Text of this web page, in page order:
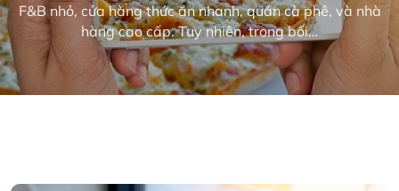
F&B nhỏ, cửa hàng thức ăn nhanh, quán cà phê, và nhà
hàng cao cấp. Tuy nhiên, trong bối…